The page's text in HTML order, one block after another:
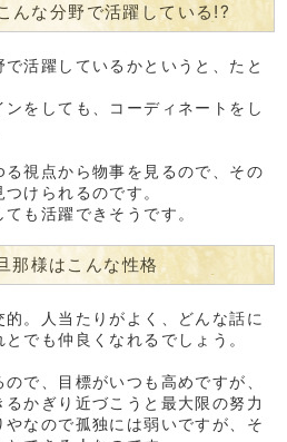
んな分野で活躍している!?
活躍しているかというと、たと
をしても、コーディネートをし
視点から物事を見るので、その
けられるのです。
も活躍できそうです。
那様はこんな性格
。人当たりがよく、どんな話に
でも仲良くなれるでしょう。
で、目標がいつも高めですが、
かぎり近づこうと最大限の努力
なので孤独には弱いですが、そ